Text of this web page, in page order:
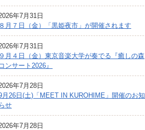
広報しなの
町制70周年記念
年7月31日
８月７日（金）「黒姫夜市」が開催されます
年7月31日
９月４日（金）東京音楽大学が奏でる『癒しの森
コンサート2026』
年7月28日
月26日(土)「MEET IN KUROHIME」開催のお知
らせ
年7月28日